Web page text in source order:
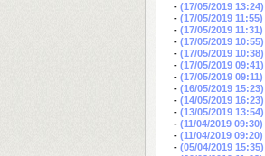
- (17/05/2019 13:24)
- (17/05/2019 11:55)
- (17/05/2019 11:31)
- (17/05/2019 10:55)
- (17/05/2019 10:38)
- (17/05/2019 09:41)
- (17/05/2019 09:11)
- (16/05/2019 15:23)
- (14/05/2019 16:23)
- (13/05/2019 13:54)
- (11/04/2019 09:30)
- (11/04/2019 09:20)
- (05/04/2019 15:35)